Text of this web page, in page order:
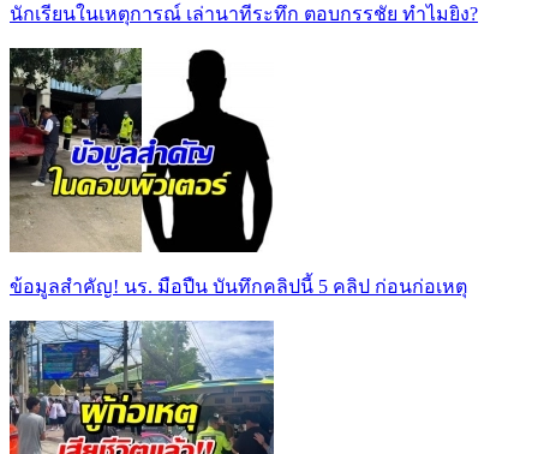
นักเรียนในเหตุการณ์ เล่านาทีระทึก ตอบกรรชัย ทำไมยิง?
ข้อมูลสำคัญ! นร. มือปืน บันทึกคลิปนี้ 5 คลิป ก่อนก่อเหตุ